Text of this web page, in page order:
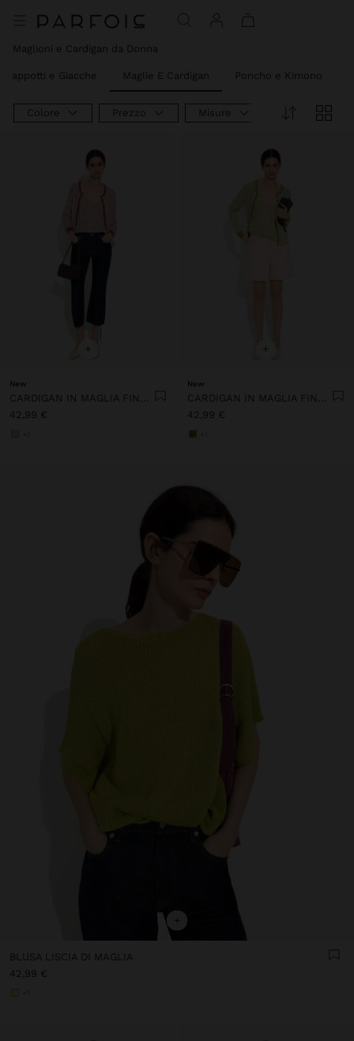
Maglioni e Cardigan da Donna
Cappotti e Giacche Maglie E Cardigan Poncho e Kimono
Colore Prezzo Misure
+
New
CARDIGAN IN MAGLIA FINE STAMPATA
42,99 €
+
New
CARDIGAN IN MAGLIA FINE STAMPATA
42,99 €
+
BLUSA LISCIA DI MAGLIA
42,99 €